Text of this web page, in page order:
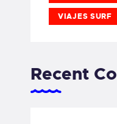
VIAJES SURF
Recent